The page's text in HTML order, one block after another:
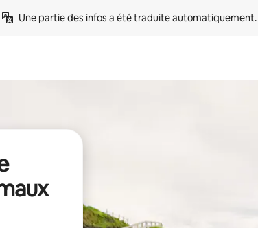
Une partie des infos a été traduite automatiquement.